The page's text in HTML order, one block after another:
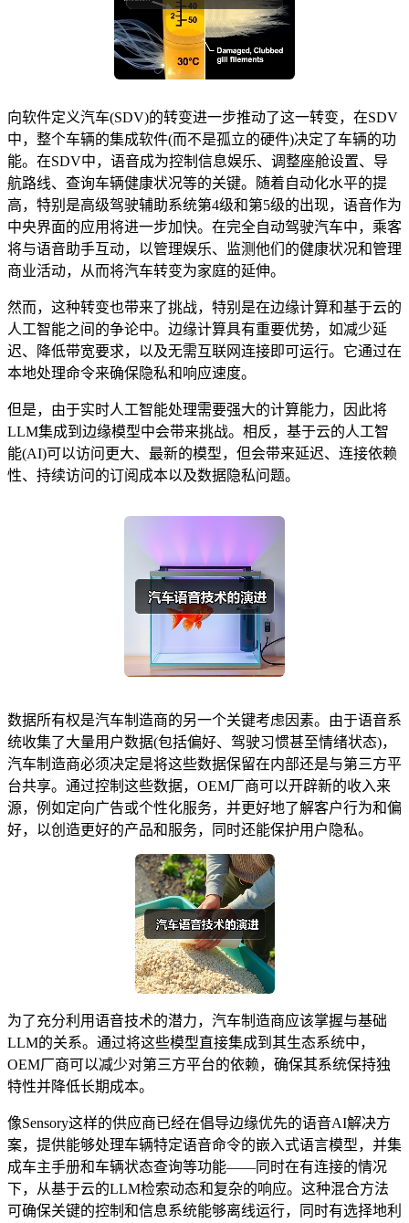
向软件定义汽车(SDV)的转变进一步推动了这一转变，在SDV
中，整个车辆的集成软件(而不是孤立的硬件)决定了车辆的功
能。在SDV中，语音成为控制信息娱乐、调整座舱设置、导
航路线、查询车辆健康状况等的关键。随着自动化水平的提
高，特别是高级驾驶辅助系统第4级和第5级的出现，语音作为
中央界面的应用将进一步加快。在完全自动驾驶汽车中，乘客
将与语音助手互动，以管理娱乐、监测他们的健康状况和管理
商业活动，从而将汽车转变为家庭的延伸。
然而，这种转变也带来了挑战，特别是在边缘计算和基于云的
人工智能之间的争论中。边缘计算具有重要优势，如减少延
迟、降低带宽要求，以及无需互联网连接即可运行。它通过在
本地处理命令来确保隐私和响应速度。
但是，由于实时人工智能处理需要强大的计算能力，因此将
LLM集成到边缘模型中会带来挑战。相反，基于云的人工智
能(AI)可以访问更大、最新的模型，但会带来延迟、连接依赖
性、持续访问的订阅成本以及数据隐私问题。
数据所有权是汽车制造商的另一个关键考虑因素。由于语音系
统收集了大量用户数据(包括偏好、驾驶习惯甚至情绪状态)，
汽车制造商必须决定是将这些数据保留在内部还是与第三方平
台共享。通过控制这些数据，OEM厂商可以开辟新的收入来
源，例如定向广告或个性化服务，并更好地了解客户行为和偏
好，以创造更好的产品和服务，同时还能保护用户隐私。
为了充分利用语音技术的潜力，汽车制造商应该掌握与基础
LLM的关系。通过将这些模型直接集成到其生态系统中，
OEM厂商可以减少对第三方平台的依赖，确保其系统保持独
特性并降低长期成本。
像Sensory这样的供应商已经在倡导边缘优先的语音AI解决方
案，提供能够处理车辆特定语音命令的嵌入式语言模型，并集
成车主手册和车辆状态查询等功能——同时在有连接的情况
下，从基于云的LLM检索动态和复杂的响应。这种混合方法
可确保关键的控制和信息系统能够离线运行，同时有选择地利